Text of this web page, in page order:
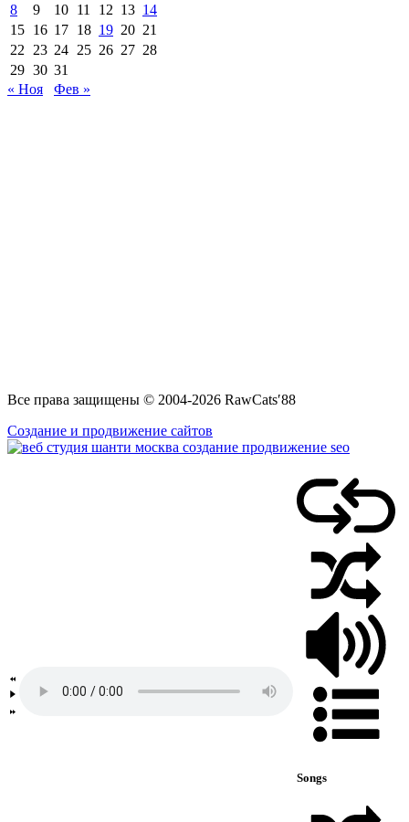
8
9 10 11 12 13 14
15 16 17 18 19 20 21
22
23 24 25 26 27 28
29 30 31
« Ноя
Фев »
Все права защищены © 2004-2026 RawCats′88
Создание и продвижение сайтов
Songs